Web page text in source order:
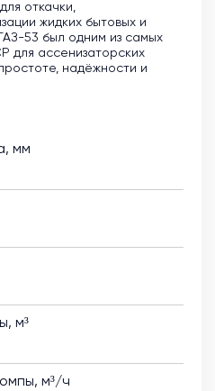
откачки,
жидких бытовых и
53 был одним из самых
для ассенизаторских
надёжности и
мм
м³
м³/ч